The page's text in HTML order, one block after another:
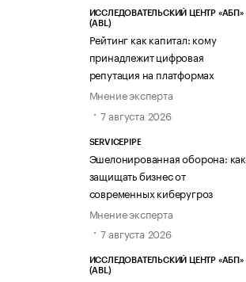
ИССЛЕДОВАТЕЛЬСКИЙ ЦЕНТР «АБП»
(ABL)
Рейтинг как капитал: кому
принадлежит цифровая
репутация на платформах
Мнение эксперта
7 августа 2026
SERVICEPIPE
Эшелонированная оборона: как
защищать бизнес от
современных киберугроз
Мнение эксперта
7 августа 2026
ИССЛЕДОВАТЕЛЬСКИЙ ЦЕНТР «АБП»
(ABL)